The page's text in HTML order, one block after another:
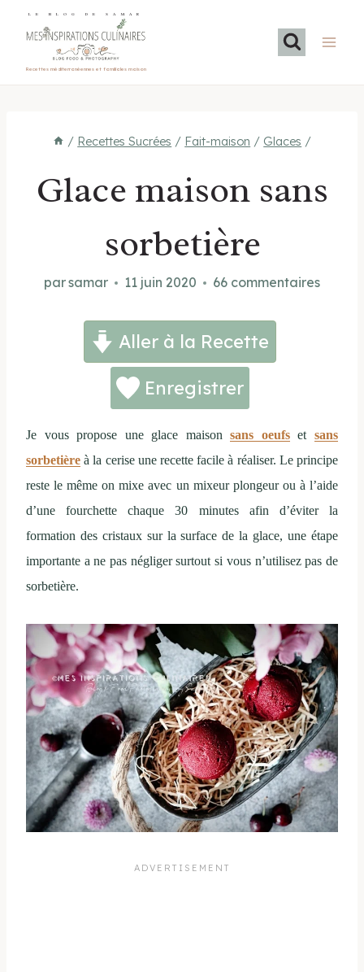
LE BLOG DE SAMAR
Recettes méditerranéennes et familiales maison
/ Recettes Sucrées / Fait-maison / Glaces /
Glace maison sans
sorbetière
parsamar 11 juin 2020 66 commentaires
Aller à la Recette
Enregistrer
Je vous propose une glace maisonsans oeufsetsans
sorbetière à la cerise une recette facile à réaliser. Le principe
reste le même on mixe avec un mixeur plongeur ou à l’aide
d’une fourchette chaque 30 minutes afin d’éviter la
formation des cristaux sur la surface de la glace, une étape
importante a ne pas négliger surtout si vous n’utilisez pas de
sorbetière.